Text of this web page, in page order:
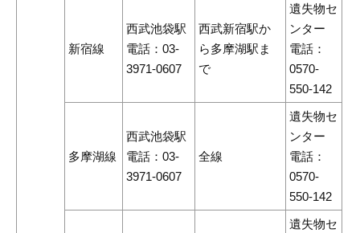
新宿線
西武池袋駅
電話：03-
3971-0607
西武新宿駅か
ら多摩湖駅ま
で
遺失物セ
ンター
電話：
0570-
550-142
多摩湖線
西武池袋駅
電話：03-
3971-0607
全線
遺失物セ
ンター
電話：
0570-
550-142
遺失物セ